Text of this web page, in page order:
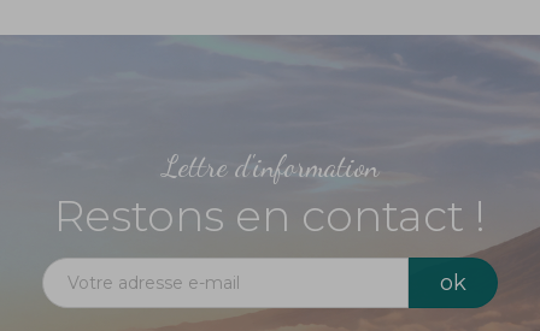
Lettre d'information
Restons en contact !